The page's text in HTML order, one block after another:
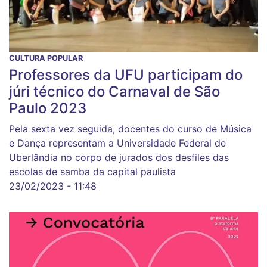
CULTURA POPULAR
Professores da UFU participam do
júri técnico do Carnaval de São
Paulo 2023
Pela sexta vez seguida, docentes do curso de Música
e Dança representam a Universidade Federal de
Uberlândia no corpo de jurados dos desfiles das
escolas de samba da capital paulista
23/02/2023 - 11:48